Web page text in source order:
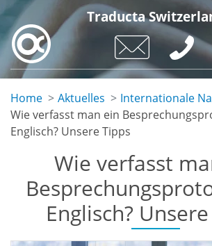
Skip
main
content
Traducta
Home Aktuelles
Internationale
Wie verfasst man ein
Englisch? Unsere Tipps
Wie verfasst
Englisch?